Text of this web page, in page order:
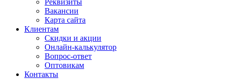
Реквизиты
Вакансии
Карта сайта
Клиентам
Скидки и акции
Онлайн-калькулятор
Вопрос-ответ
Оптовикам
Контакты